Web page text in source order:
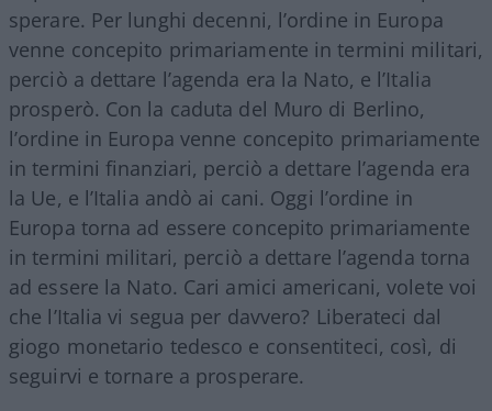
sperare. Per lunghi decenni, l’ordine in Europa
venne concepito primariamente in termini militari,
perciò a dettare l’agenda era la Nato, e l’Italia
prosperò. Con la caduta del Muro di Berlino,
l’ordine in Europa venne concepito primariamente
in termini finanziari, perciò a dettare l’agenda era
la Ue, e l’Italia andò ai cani. Oggi l’ordine in
Europa torna ad essere concepito primariamente
in termini militari, perciò a dettare l’agenda torna
ad essere la Nato. Cari amici americani, volete voi
che l’Italia vi segua per davvero? Liberateci dal
giogo monetario tedesco e consentiteci, così, di
seguirvi e tornare a prosperare.